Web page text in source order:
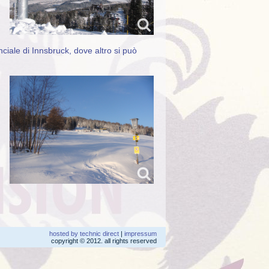
di Innsbruck, dove altro si può
hosted by technic direct | impressum
copyright © 2012. all rights reserved